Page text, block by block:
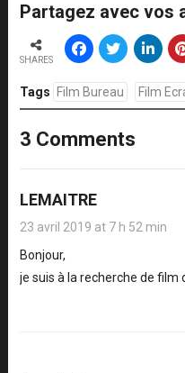
Partagez avec vos
SHARES
Tags Film Bureau Film
3 Comments
LEMAITRE
23 avril 2019 at 7 h 52 min
Bonjour,
je suis à la recherche de film